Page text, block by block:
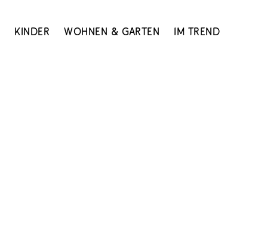
Kinder Wohnen & Garten Im Trend